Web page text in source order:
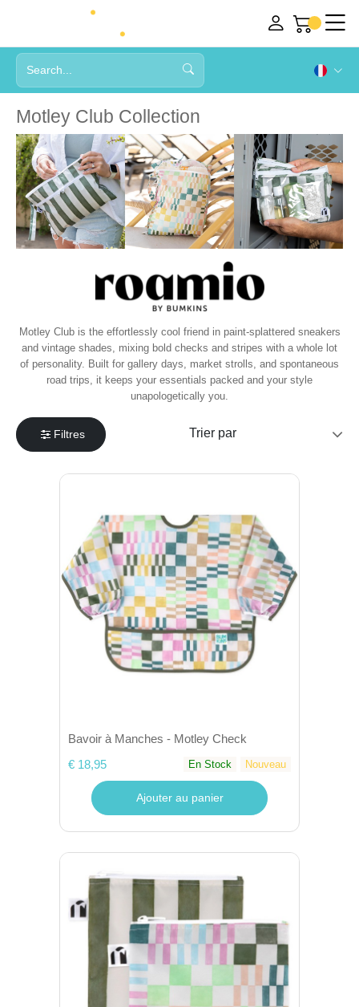
Motley Club Collection
Motley Club is the effortlessly cool friend in paint-splattered sneakers
and vintage shades, mixing bold checks and stripes with a whole lot
of personality. Built for gallery days, market strolls, and spontaneous
road trips, it keeps your essentials packed and your style
unapologetically you.
Filtres
Bavoir à Manches - Motley Check
€ 18,95
En Stock Nouveau
Ajouter au panier